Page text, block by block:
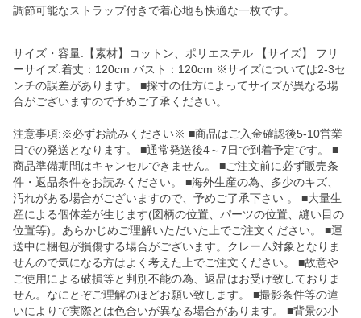
調節可能なストラップ付きで着心地も快適な一枚です。
サイズ・容量:【素材】コットン、ポリエステル 【サイズ】 フリ
ーサイズ:着丈：120cm バスト：120cm ※サイズについては2-3セ
ンチの誤差があります。 ■採寸の仕方によってサイズが異なる場
合がございますので予めご了承ください。
注意事項:※必ずお読みください※ ■商品はご入金確認後5-10営業
日での発送となります。 ■通常発送後4～7日で到着予定です。 ■
商品準備期間はキャンセルできません。 ■ご注文前に必ず販売条
件・返品条件をお読みください。 ■海外生産の為、多少のキズ、
汚れがある場合がございますので、予めご了承下さい 。 ■大量生
産による個体差が生じます(図柄の位置、パーツの位置、縫い目の
位置等)。あらかじめご理解いただいた上でご注文ください。 ■運
送中に梱包が損傷する場合がございます。クレーム対象となりま
せんので気になる方はよく考えた上でご注文ください。 ■故意や
ご使用による破損等と判別不能の為、返品はお受け致しておりま
せん。なにとぞご理解のほどお願い致します。 ■撮影条件等の違
いによりで実際とは色合いが異なる場合があります。 ■背景の小